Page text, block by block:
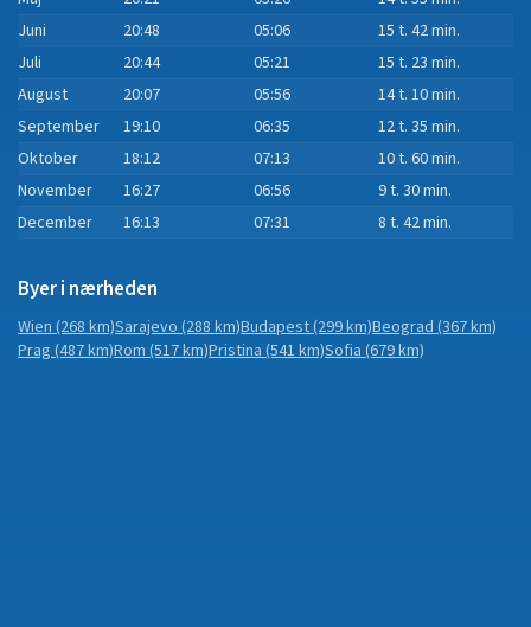
Juni
20:48 05:06
15 t. 42 min.
Juli
20:44 05:21
15 t. 23 min.
August
20:07 05:56
14 t. 10 min.
September
19:10 06:35
12 t. 35 min.
Oktober
18:12 07:13
10 t. 60 min.
November
16:27 06:56
9 t. 30 min.
December
16:13 07:31 8 t. 42 min.
Byer i nærheden
Wien(268 km)Sarajevo(288 km)Budapest(299 km)Beograd(367 km)
Prag(487 km)Rom(517 km)Pristina(541 km)Sofia(679 km)